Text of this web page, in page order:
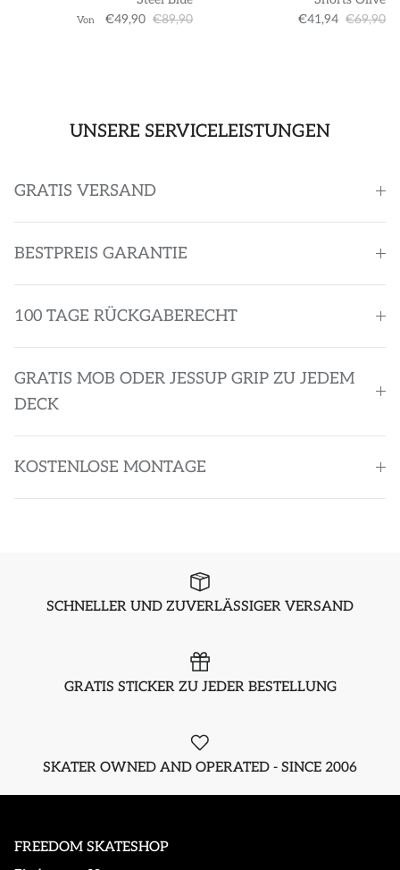
Von €49,90 €89,90
€41,94 €69,90
UNSERE SERVICELEISTUNGEN
GRATIS VERSAND
BESTPREIS GARANTIE
100 TAGE RÜCKGABERECHT
GRATIS MOB ODER JESSUP GRIP ZU JEDEM
DECK
KOSTENLOSE MONTAGE
SCHNELLER UND ZUVERLÄSSIGER VERSAND
GRATIS STICKER ZU JEDER BESTELLUNG
SKATER OWNED AND OPERATED - SINCE 2006
FREEDOM SKATESHOP